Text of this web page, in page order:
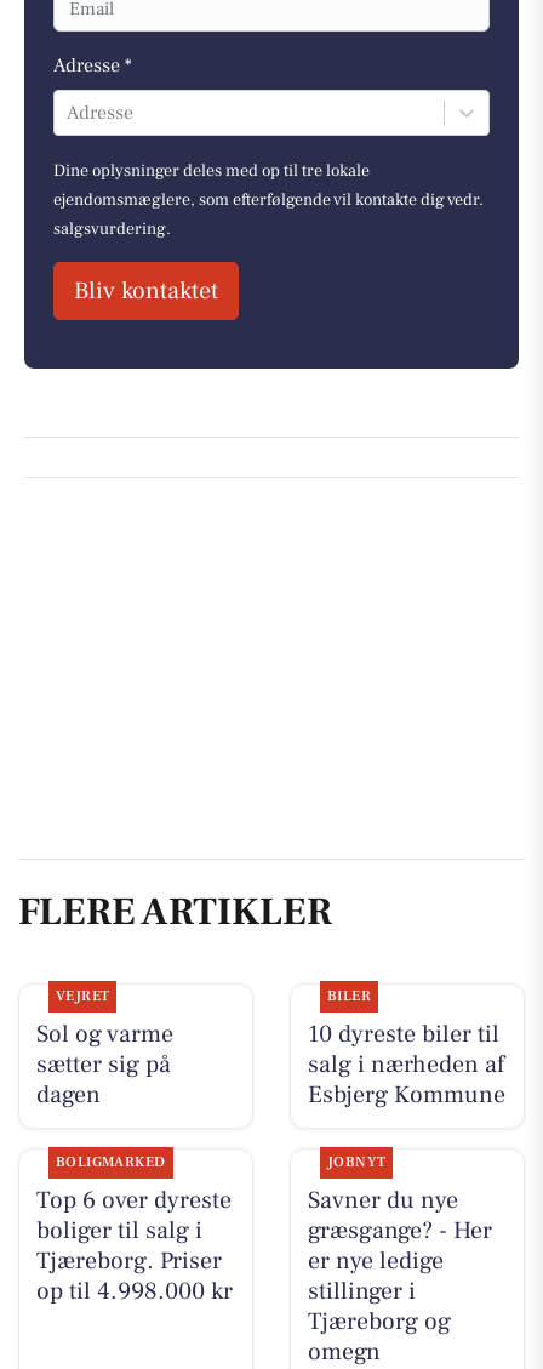
Adresse *
Adresse
Dine oplysninger deles med op til tre lokale
ejendomsmæglere, som efterfølgende vil kontakte dig vedr.
salgsvurdering.
Bliv kontaktet
FLERE ARTIKLER
VEJRET
Sol og varme
sætter sig på
dagen
BILER
10 dyreste biler til
salg i nærheden af
Esbjerg Kommune
BOLIGMARKED
Top 6 over dyreste
boliger til salg i
Tjæreborg. Priser
op til 4.998.000 kr
JOBNYT
Savner du nye
græsgange? - Her
er nye ledige
stillinger i
Tjæreborg og
omegn